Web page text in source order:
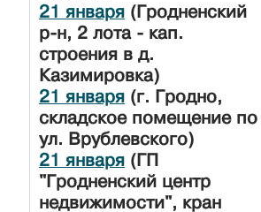
21 января (Гродненский
р-н, 2 лота - кап.
строения в д.
Казимировка)
21 января (г. Гродно,
складское помещение по
ул. Врублевского)
21 января (ГП
"Гродненский центр
недвижимости", кран